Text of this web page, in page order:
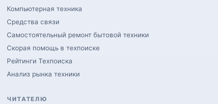
Компьютерная техника
Средства связи
Самостоятельный ремонт бытовой техники
Скорая помощь в техпоиске
Рейтинги Техпоиска
Анализ рынка техники
ЧИТАТЕЛЮ